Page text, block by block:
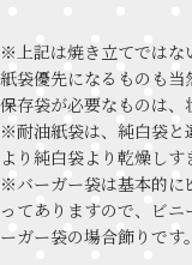
※上記は焼き立てではな
紙袋優先になるものも
保存袋が必要なものは、
※耐油紙袋は、純白袋と
より純白袋より乾燥しす
※バーガー袋は基本的に
ってありますので、ビ
ーガー袋の場合飾りです